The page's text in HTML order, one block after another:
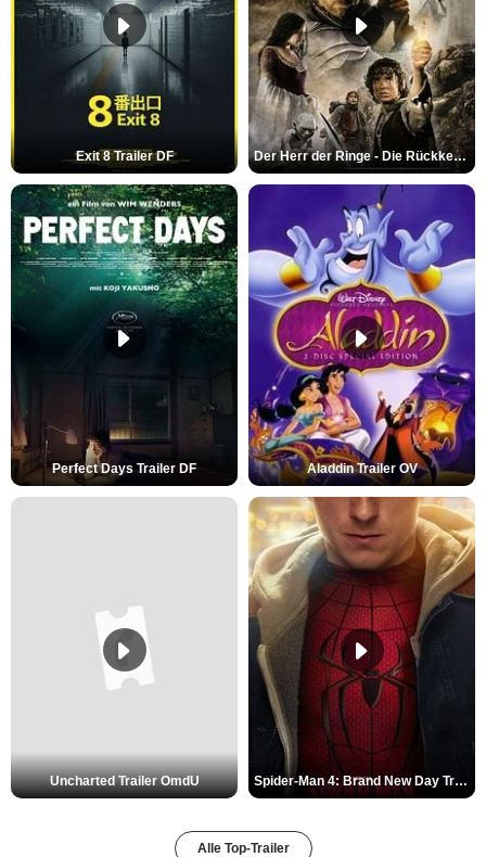
Exit 8 Trailer DF Der Herr der Ringe - Die Rückkehr des Königs Trailer OV
Perfect Days Trailer DF Aladdin Trailer OV
Uncharted Trailer OmdU Spider-Man 4: Brand New Day Trailer (3) DF
Alle Top-Trailer